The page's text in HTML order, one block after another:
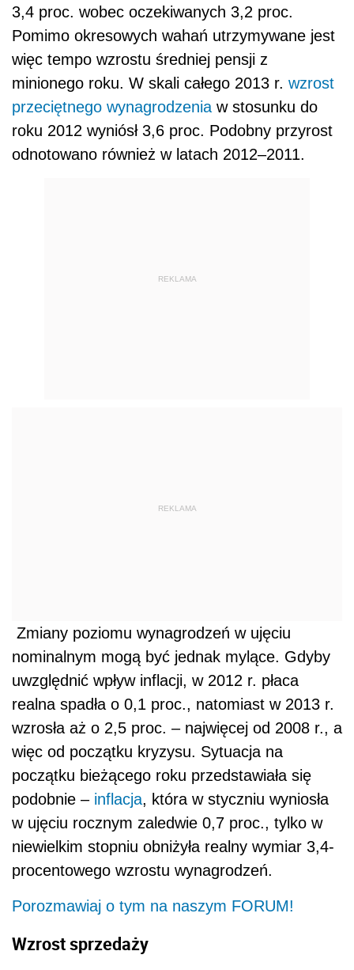
3,4 proc. wobec oczekiwanych 3,2 proc.
Pomimo okresowych wahań utrzymywane jest
więc tempo wzrostu średniej pensji z
minionego roku. W skali całego 2013 r. wzrost
przeciętnego wynagrodzenia w stosunku do
roku 2012 wyniósł 3,6 proc. Podobny przyrost
odnotowano również w latach 2012–2011.
REKLAMA
REKLAMA
Zmiany poziomu wynagrodzeń w ujęciu
nominalnym mogą być jednak mylące. Gdyby
uwzględnić wpływ inflacji, w 2012 r. płaca
realna spadła o 0,1 proc., natomiast w 2013 r.
wzrosła aż o 2,5 proc. – najwięcej od 2008 r., a
więc od początku kryzysu. Sytuacja na
początku bieżącego roku przedstawiała się
podobnie – inflacja, która w styczniu wyniosła
w ujęciu rocznym zaledwie 0,7 proc., tylko w
niewielkim stopniu obniżyła realny wymiar 3,4-
procentowego wzrostu wynagrodzeń.
Porozmawiaj o tym na naszym FORUM!
Wzrost sprzedaży